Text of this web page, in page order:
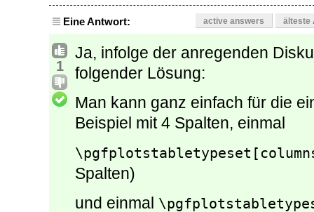
Eine Antwort: active answers älteste
1
Ja, infolge der anregenden
folgender Lösung:
Man kann ganz einfach für die
Beispiel mit 4 Spalten, einmal
Spalten)
und einmal